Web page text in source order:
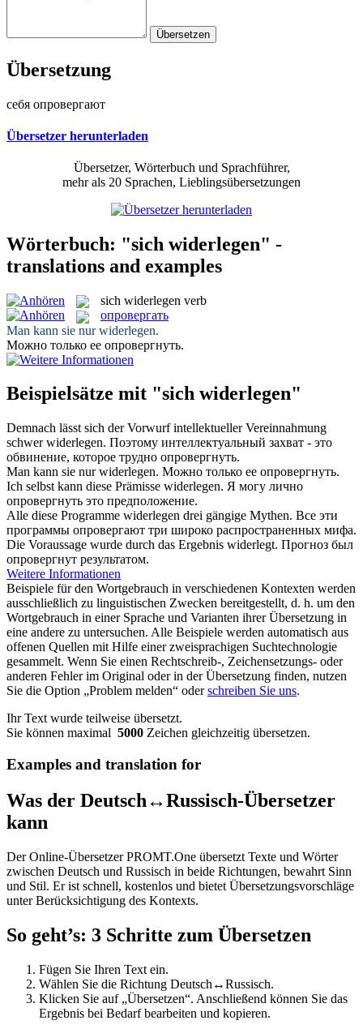
Übersetzung
себя опровергают
Übersetzer herunterladen
Übersetzer, Wörterbuch und Sprachführer,
mehr als 20 Sprachen, Lieblingsübersetzungen
Wörterbuch: "sich widerlegen" -
translations and examples
sich widerlegen verb
опровергать
Man kann sie nurwiderlegen.
Можно только ее опровергнуть.
Beispielsätze mit "sich widerlegen"
Demnach lässt sich der Vorwurf intellektueller Vereinnahmung
schwerwiderlegen. Поэтому интеллектуальный захват - это
обвинение, которое трудно опровергнуть.
Man kann sie nurwiderlegen. Можно только ее опровергнуть.
Ich selbst kann diese Prämisse widerlegen. Я могу лично
опровергнуть это предположение.
Alle diese Programme widerlegen drei gängige Mythen. Все эти
программы опровергают три широко распространенных мифа.
Die Voraussage wurde durch das Ergebnis widerlegt. Прогноз был
опровергнут результатом.
Weitere Informationen
Beispiele für den Wortgebrauch in verschiedenen Kontexten werden
ausschließlich zu linguistischen Zwecken bereitgestellt, d. h. um den
Wortgebrauch in einer Sprache und Varianten ihrer Übersetzung in
eine andere zu untersuchen. Alle Beispiele werden automatisch aus
offenen Quellen mit Hilfe einer zweisprachigen Suchtechnologie
gesammelt. Wenn Sie einen Rechtschreib-, Zeichensetzungs- oder
anderen Fehler im Original oder in der Übersetzung finden, nutzen
Sie die Option „Problem melden“ oderschreiben Sie uns.
Ihr Text wurde teilweise übersetzt.
Sie können maximal 5000 Zeichen gleichzeitig übersetzen.
Examples and translation for
Was der Deutsch↔Russisch-Übersetzer
kann
Der Online-Übersetzer PROMT.One übersetzt Texte und Wörter
zwischen Deutsch und Russisch in beide Richtungen, bewahrt Sinn
und Stil. Er ist schnell, kostenlos und bietet Übersetzungsvorschläge
unter Berücksichtigung des Kontexts.
So geht’s: 3 Schritte zum Übersetzen
Fügen Sie Ihren Text ein.
Wählen Sie die Richtung Deutsch↔Russisch.
Klicken Sie auf „Übersetzen“. Anschließend können Sie das
Ergebnis bei Bedarf bearbeiten und kopieren.